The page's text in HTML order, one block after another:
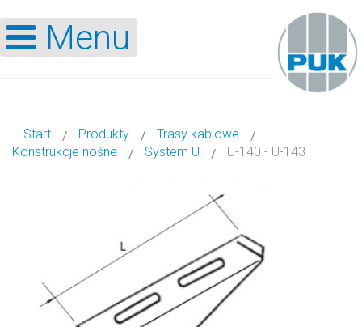
Menu
Start Produkty
Trasy kablowe
Konstrukcje nośne
System U U-140 - U-143